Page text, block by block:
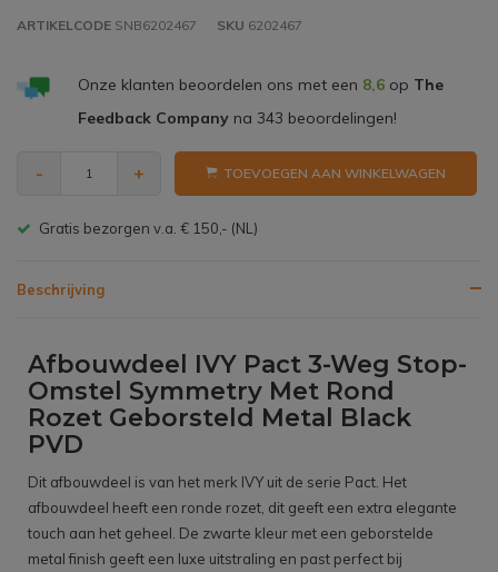
ARTIKELCODE SNB6202467 SKU 6202467
Onze klanten beoordelen ons met een 8,6op The
Feedback Companyna 343 beoordelingen!
- + TOEVOEGEN AAN WINKELWAGEN
Gratis bezorgen v.a. € 150,- (NL)
Beschrijving
Afbouwdeel IVY Pact 3-Weg Stop-
Omstel Symmetry Met Rond
Rozet Geborsteld Metal Black
PVD
Dit afbouwdeel is van het merk IVY uit de serie Pact. Het
afbouwdeel heeft een ronde rozet, dit geeft een extra elegante
touch aan het geheel. De zwarte kleur met een geborstelde
metal finish geeft een luxe uitstraling en past perfect bij